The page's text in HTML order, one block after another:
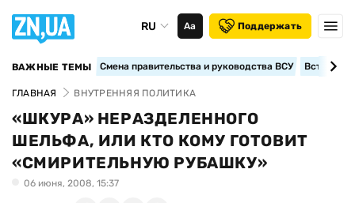
RU Аа Поддержать
ВАЖНЫЕ ТЕМЫ Смена правительства и руководства ВСУ
ГЛАВНАЯ ВНУТРЕННЯЯ ПОЛИТИКА
«ШКУРА» НЕРАЗДЕЛЕННОГО
ШЕЛЬФА, ИЛИ КТО КОМУ ГОТОВИТ
«СМИРИТЕЛЬНУЮ РУБАШКУ»
06 июня, 2008, 15:37